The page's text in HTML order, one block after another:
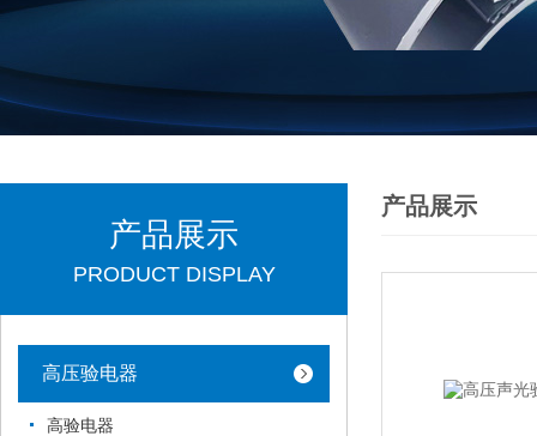
产品展示
PRODUCT DISPLAY
高压验电器
高验电器
产品展示